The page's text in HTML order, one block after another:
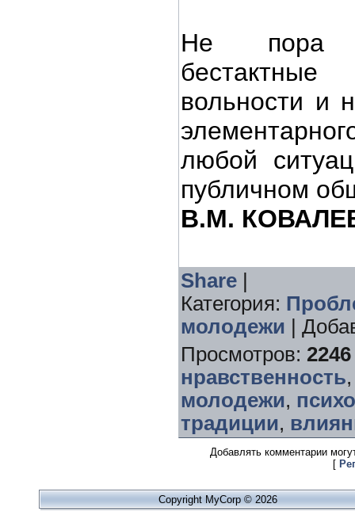
Не пора
вольности и
любой
публичном
В.М.
Share
Категория:
молодежи
Просмотров: 2246
нравственность
молодежи,
традиции,
Добавлять комментарии
[
Copyright MyCorp © 2026